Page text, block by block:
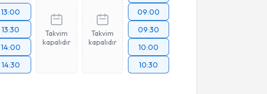
13:00
13:30
14:00
14:30
Takvim
kapalıdır
Takvim
kapalıdır
09:00
09:30
10:00
10:30